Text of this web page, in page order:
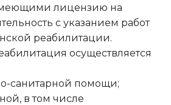
лицензию на
с указанием работ
реабилитации.
осуществляется
санитарной помощи;
в том числе